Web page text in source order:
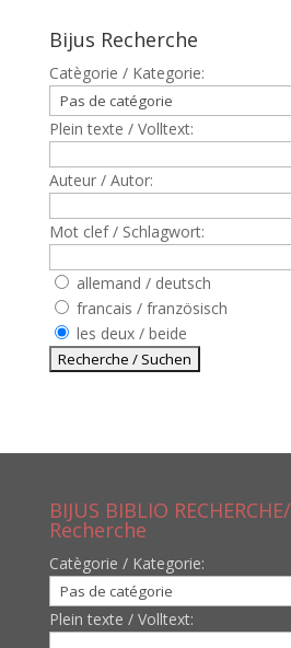
Bijus Recherche
Catègorie / Kategorie:
Plein texte / Volltext:
Auteur / Autor:
Mot clef / Schlagwort:
allemand / deutsch
francais / französisch
les deux / beide
BIJUS BIBLIO
Recherche
Catègorie / Kategorie:
Plein texte / Volltext: